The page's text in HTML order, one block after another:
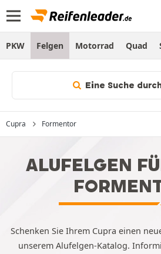
PKW Felgen Motorrad Quad
Eine Suche
Cupra Formentor
ALUFELGEN
Schenken Sie Ihrem Cupra einen
unserem Alufelgen-Katalog.